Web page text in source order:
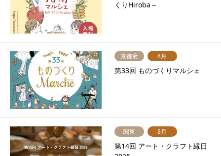
くりHiroba～
京都府 8月
第33回 ものづくりマルシェ
関東 8月
第14回 アート・クラフト縁日